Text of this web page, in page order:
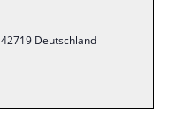
42719 Deutschland